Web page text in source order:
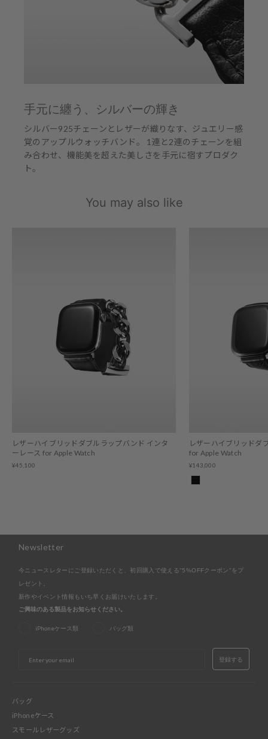
手元に纏う、シルバーの輝き
シルバー925チェーンとレザーが織りなす、ジュエリー感
覚のアップルウォッチバンド。 1連と2連のチェーンを組
み合わせ、機能美を超えた美しさを手元に宿すプロダク
ト。
You may also like
レザーハイブリッドダブルラップバンド インタ
ーレース for Apple Watch
¥45,100
レザーハイブリッドダ
for Apple Watch
¥143,000
Newsletter
今ニュースレターにご登録いただくと、初回購入で使える"5%OFFクーポン"をプ
レゼント。
新作やイベント情報もいち早くお届けいたします。
ご興味のある製品をお知らせください。
iPhoneケース類 バッグ類
登録する
バッグ
iPhoneケース
スモールレザーグッズ